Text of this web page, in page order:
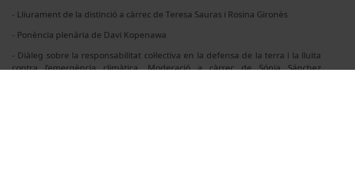
- Lliurament de la distinció a càrrec de Teresa Sauras i Rosina Gironès
- Ponència plenària de Davi Kopenawa
- Diàleg sobre la responsabilitat col·lectiva en la defensa de la terra i la lluita
contra l’emergència climàtica. Moderació a càrrec de Sónia Sánchez